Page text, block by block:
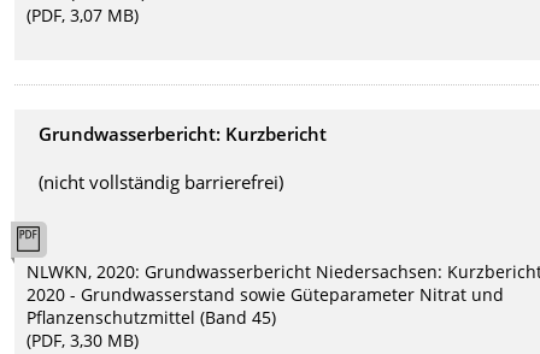
(PDF, 3,07 MB)
Grundwasserbericht: Kurzbericht
(nicht vollständig barrierefrei)
NLWKN, 2020: Grundwasserbericht Niedersachsen:
2020 - Grundwasserstand sowie Güteparameter Nitrat und
Pflanzenschutzmittel (Band 45)
(PDF, 3,30 MB)